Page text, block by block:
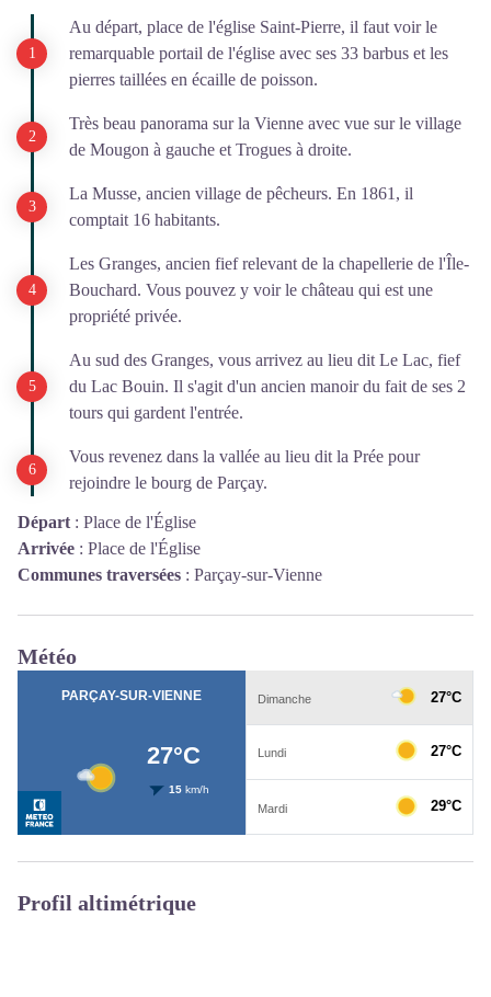
Au départ, place de l'église Saint-Pierre, il faut voir le
remarquable portail de l'église avec ses 33 barbus et les
pierres taillées en écaille de poisson.
Très beau panorama sur la Vienne avec vue sur le village
de Mougon à gauche et Trogues à droite.
La Musse, ancien village de pêcheurs. En 1861, il
comptait 16 habitants.
Les Granges, ancien fief relevant de la chapellerie de l'Île-
Bouchard. Vous pouvez y voir le château qui est une
propriété privée.
Au sud des Granges, vous arrivez au lieu dit Le Lac, fief
du Lac Bouin. Il s'agit d'un ancien manoir du fait de ses 2
tours qui gardent l'entrée.
Vous revenez dans la vallée au lieu dit la Prée pour
rejoindre le bourg de Parçay.
Départ : Place de l'Église
Arrivée : Place de l'Église
Communes traversées : Parçay-sur-Vienne
Météo
Profil altimétrique